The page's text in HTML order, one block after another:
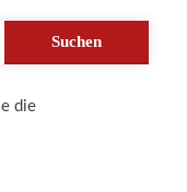
Suchen
die